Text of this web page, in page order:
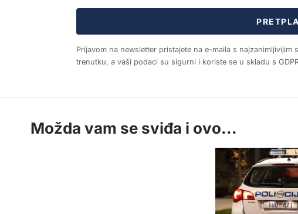
Prijavom na newsletter pristajete na e-maila s
trenutku, a vaši podaci su sigurni i koriste se u skladu s
Možda vam se sviđa i ovo...